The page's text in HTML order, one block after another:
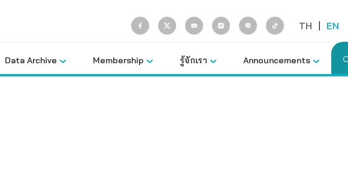
TH | EN
Data Archive Membership รู้จักเรา Announcements